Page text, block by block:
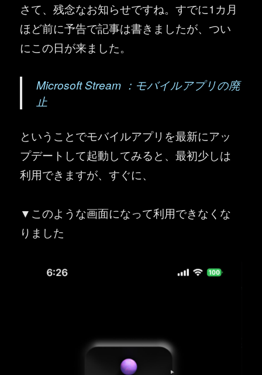
さて、残念なお知らせですね。すでに1カ月
ほど前に予告で記事は書きましたが、つい
にこの日が来ました。
Microsoft Stream ：モバイルアプリの廃
止
ということでモバイルアプリを最新にアッ
プデートして起動してみると、最初少しは
利用できますが、すぐに、
▼このような画面になって利用できなくな
りました